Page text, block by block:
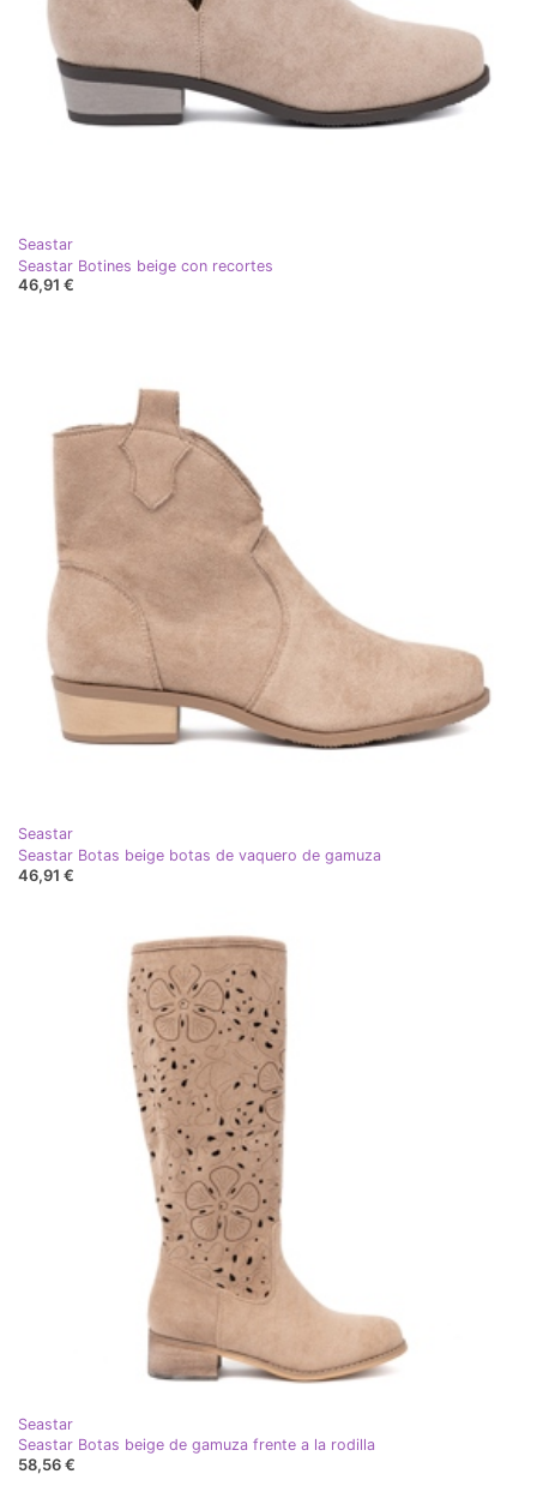
Seastar
Seastar Botines beige con recortes
46,91 €
Seastar
Seastar Botas beige botas de vaquero de gamuza
46,91 €
Seastar
Seastar Botas beige de gamuza frente a la rodilla
58,56 €